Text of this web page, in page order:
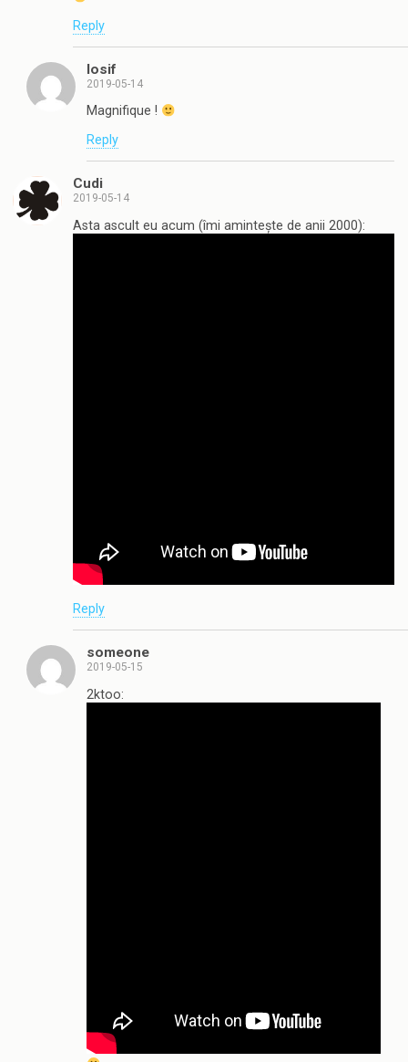
Reply
Iosif
2019-05-14
Magnifique !
Reply
Cudi
2019-05-14
Asta ascult eu acum (îmi amintește de anii 2000):
Reply
someone
2019-05-15
2ktoo: